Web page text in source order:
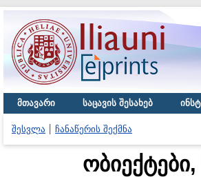
მთავარი საცავის შესახებ
შესვლა ჩანაწერის შექმნა